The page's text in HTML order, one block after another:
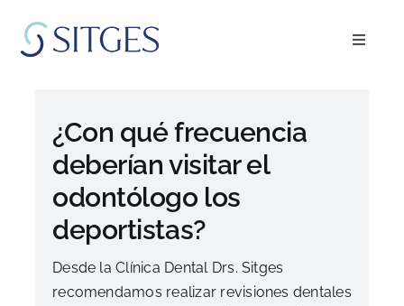
contenido
Toggle
Especialidades
El equipo
Blog
¿Con qué frecuencia
deberían visitar el
odontólogo los
deportistas?
Desde la Clínica Dental Drs. Sitges
recomendamos realizar revisiones dentales